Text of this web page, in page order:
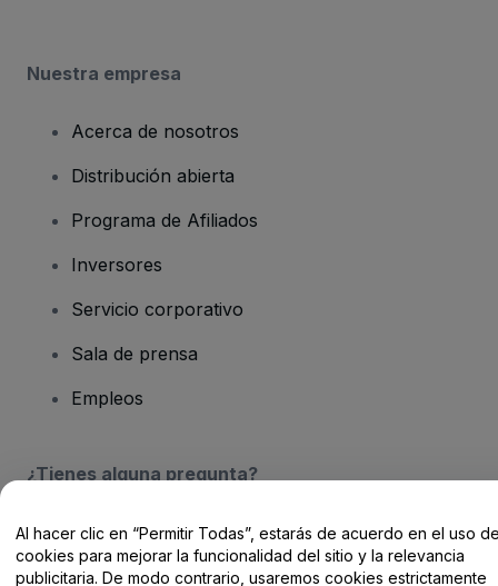
Nuestra empresa
Acerca de nosotros
Distribución abierta
Programa de Afiliados
Inversores
Servicio corporativo
Sala de prensa
Empleos
¿Tienes alguna pregunta?
Centro de Ayuda / Contacto
Al hacer clic en “Permitir Todas”, estarás de acuerdo en el uso
cookies para mejorar la funcionalidad del sitio y la relevancia
publicitaria. De modo contrario, usaremos cookies estrictamente